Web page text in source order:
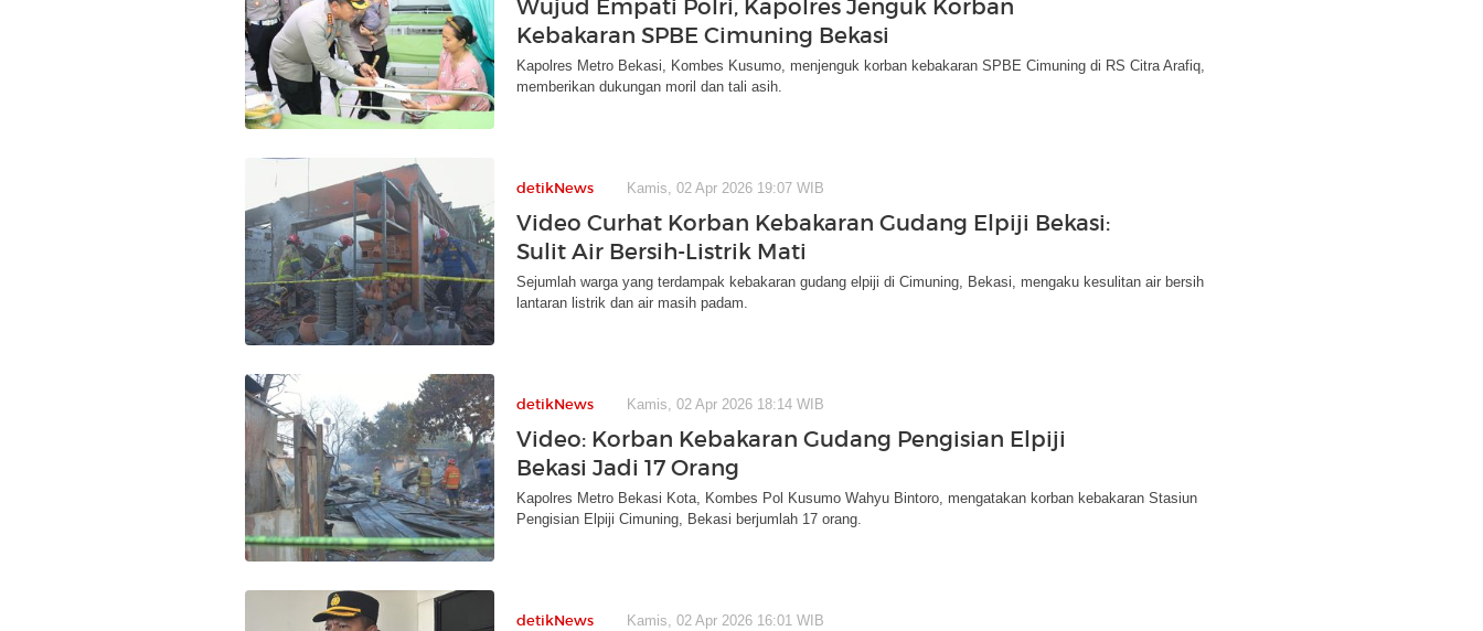
Wujud Empati Polri, Kapolres Jenguk Korban
Kebakaran SPBE Cimuning Bekasi
Kapolres Metro Bekasi, Kombes Kusumo, menjenguk korban kebakaran SPBE Cimuning di RS Citra Arafiq,
memberikan dukungan moril dan tali asih.
detikNews Kamis, 02 Apr 2026 19:07 WIB
Video Curhat Korban Kebakaran Gudang Elpiji Bekasi:
Sulit Air Bersih-Listrik Mati
Sejumlah warga yang terdampak kebakaran gudang elpiji di Cimuning, Bekasi, mengaku kesulitan air bersih
lantaran listrik dan air masih padam.
detikNews Kamis, 02 Apr 2026 18:14 WIB
Video: Korban Kebakaran Gudang Pengisian Elpiji
Bekasi Jadi 17 Orang
Kapolres Metro Bekasi Kota, Kombes Pol Kusumo Wahyu Bintoro, mengatakan korban kebakaran Stasiun
Pengisian Elpiji Cimuning, Bekasi berjumlah 17 orang.
detikNews Kamis, 02 Apr 2026 16:01 WIB